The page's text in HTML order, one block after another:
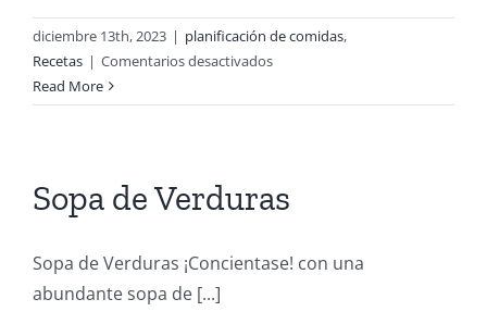
diciembre 13th, 2023 | planificación de comidas,
Recetas | Comentarios desactivadosen
de
de
es
Read More
Sopa de Verduras
Sopa de Verduras ¡Concientase! con una
abundante sopa de [...]